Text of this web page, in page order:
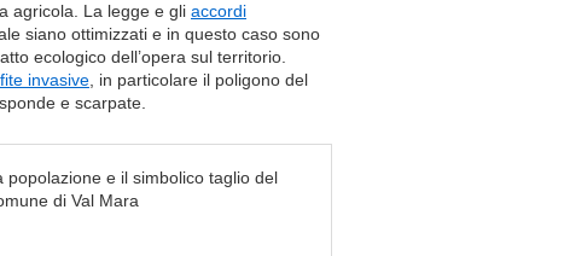
agricola. La legge e gli accordi
siano ottimizzati e in questo caso sono
ecologico dell’opera sul territorio.
invasive , in particolare il poligono del
e scarpate.
e il simbolico taglio del
di Val Mara